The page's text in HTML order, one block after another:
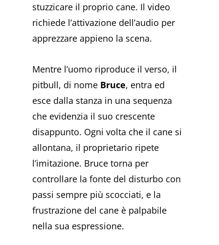
stuzzicare il proprio cane. Il video
richiede l’attivazione dell’audio per
apprezzare appieno la scena.
Mentre l’uomo riproduce il verso, il
pitbull, di nome Bruce, entra ed
esce dalla stanza in una sequenza
che evidenzia il suo crescente
disappunto. Ogni volta che il cane si
allontana, il proprietario ripete
l’imitazione. Bruce torna per
controllare la fonte del disturbo con
passi sempre più scocciati, e la
frustrazione del cane è palpabile
nella sua espressione.